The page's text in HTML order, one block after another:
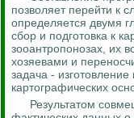
позволяет перейти к
определяется двумя
сбор и подготовка к
зооантропонозах, их
хозяевами и
задача -
картографических
Результатом